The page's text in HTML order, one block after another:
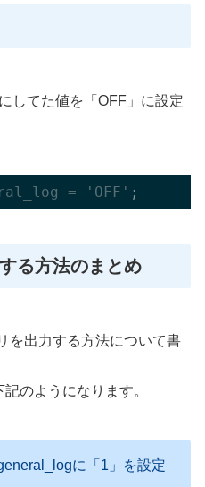
してた値を「OFF」に設定
= 'OFF'
る方法のまとめ
を出力する方法について書
のようになります。
に「1」を設定